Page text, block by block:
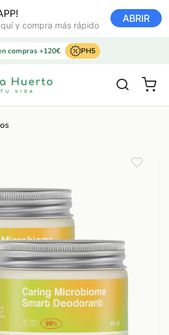
y compra más rápido
ABRIR
compras +120€ PH5
Carrito